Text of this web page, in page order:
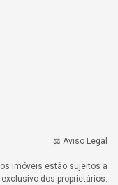
⚖️ Aviso Legal
imóveis estão sujeitos a
dos proprietários.